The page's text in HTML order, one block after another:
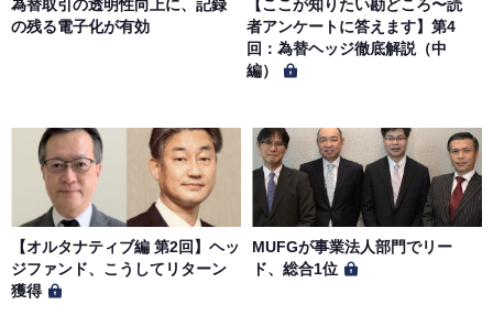
「プライバシーポリシー」に基づき、適切に取り扱うもの
為替取引の透明性向上に、記録
の残る電子化が有効
【ここが知りたい勘どころ〜読
者アンケートに答えます】第4
回：為替ヘッジ徹底解説（中
編）
【オルタナティブ編 第2回】ヘッ
ジファンド、こうしてリターン
獲得
MUFGが事業法人部門でリー
ド、総合1位